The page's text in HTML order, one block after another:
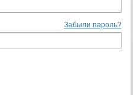
Забыли пароль?